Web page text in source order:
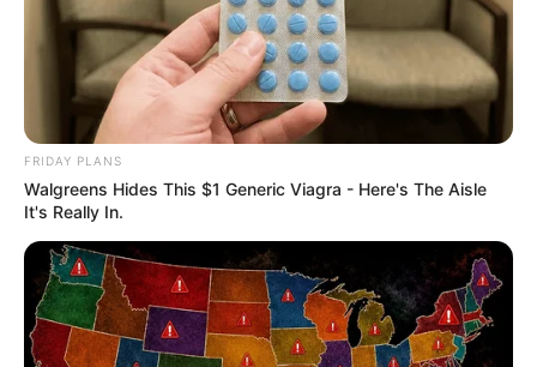
FRIDAY PLANS
Walgreens Hides This $1 Generic Viagra - Here's The Aisle
It's Really In.